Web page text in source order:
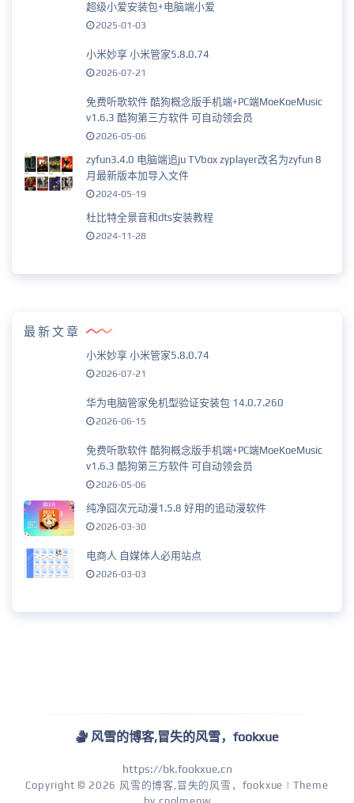
超级小爱安装包+电脑端小爱
2025-01-03
小米妙享 小米管家5.8.0.74
2026-07-21
免费听歌软件 酷狗概念版手机端+PC端MoeKoeMusic
v1.6.3 酷狗第三方软件 可自动领会员
2026-05-06
zyfun3.4.0 电脑端追ju TVbox zyplayer改名为zyfun 8
月最新版本加导入文件
2024-05-19
杜比特全景音和dts安装教程
2024-11-28
最新文章
小米妙享 小米管家5.8.0.74
2026-07-21
华为电脑管家免机型验证安装包 14.0.7.260
2026-06-15
免费听歌软件 酷狗概念版手机端+PC端MoeKoeMusic
v1.6.3 酷狗第三方软件 可自动领会员
2026-05-06
纯净囧次元动漫1.5.8 好用的追动漫软件
2026-03-30
电商人 自媒体人必用站点
2026-03-03
风雪的博客,冒失的风雪，fookxue
https://bk.fookxue.cn
Copyright © 2026 风雪的博客,冒失的风雪，fookxue | Theme
by coolmeow